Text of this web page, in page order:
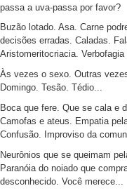
passa a uva-passa por favor?
Buzão lotado. Asa. Carne
decisões erradas. Caladas.
Aristomeritocriacia.
Às vezes o sexo. Outras
Domingo. Tesão. Tédio...
Boca que fere. Que se cala e
Camofas e ateus. Empatia
Confusão. Improviso da
Neurônios que se queimam
Paranóia do noiado que
desconhecido. Você merece...